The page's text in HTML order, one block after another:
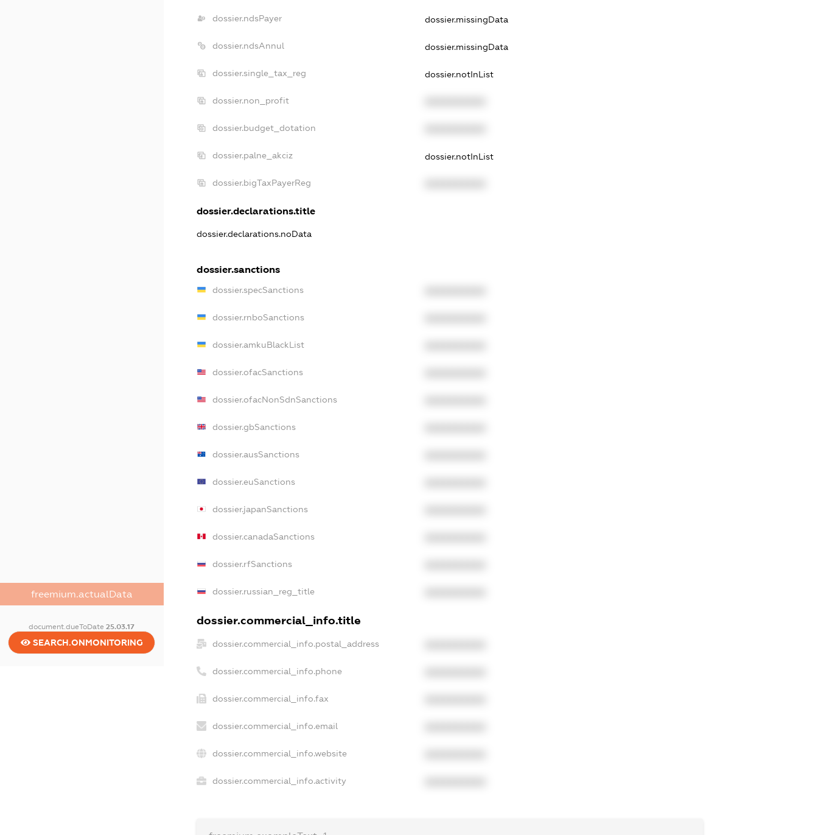
freemium.actualData
document.dueToDate25.03.17
SEARCH.ONMONITORING
dossier.ndsPayer dossier.missingData
dossier.ndsAnnul dossier.missingData
dossier.single_tax_reg dossier.notInList
dossier.non_profit
dossier.budget_dotation
dossier.palne_akciz dossier.notInList
dossier.bigTaxPayerReg
dossier.declarations.title
dossier.declarations.noData
dossier.sanctions
dossier.specSanctions
dossier.rnboSanctions
dossier.amkuBlackList
dossier.ofacSanctions
dossier.ofacNonSdnSanctions
dossier.gbSanctions
dossier.ausSanctions
dossier.euSanctions
dossier.japanSanctions
dossier.canadaSanctions
dossier.rfSanctions
dossier.russian_reg_title
dossier.commercial_info.title
dossier.commercial_info.postal_address
dossier.commercial_info.phone
dossier.commercial_info.fax
dossier.commercial_info.email
dossier.commercial_info.website
dossier.commercial_info.activity